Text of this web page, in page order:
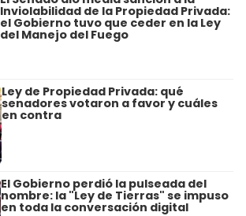
Inviolabilidad de la Propiedad Privada:
el Gobierno tuvo que ceder en la Ley
del Manejo del Fuego
Ley de Propiedad Privada: qué
senadores votaron a favor y cuáles
en contra
El Gobierno perdió la pulseada del
nombre: la "Ley de Tierras" se impuso
en toda la conversación digital